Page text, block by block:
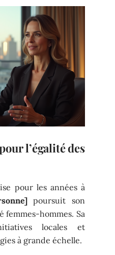
l’égalité des
pour les années à
poursuit son
femmes-hommes. Sa
locales et
à grande échelle.